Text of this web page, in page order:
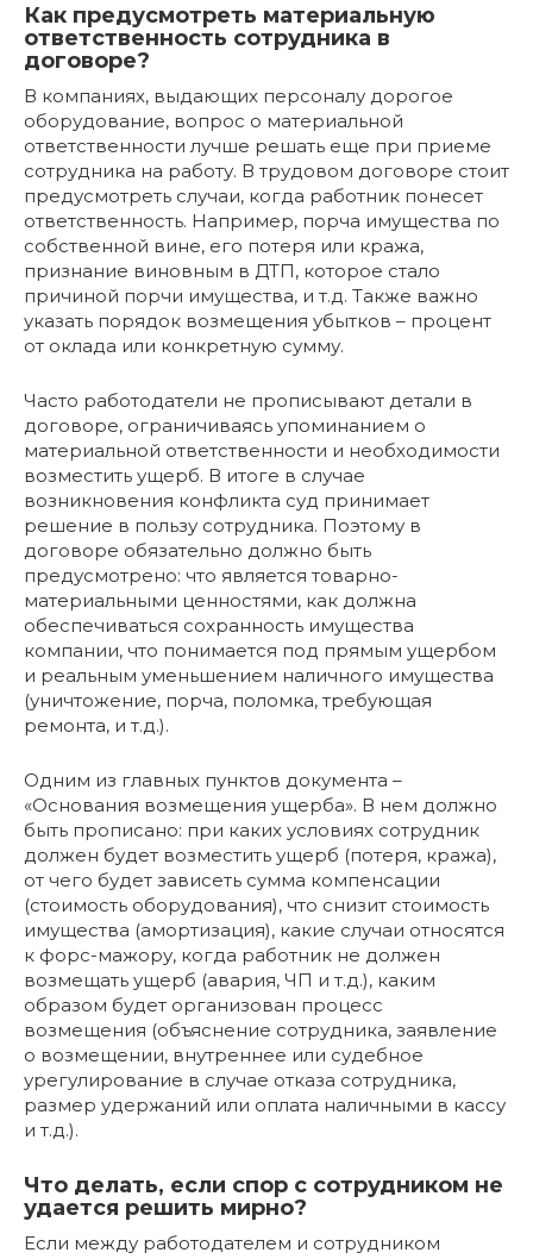
Как предусмотреть материальную
ответственность сотрудника в
договоре?
В компаниях, выдающих персоналу дорогое
оборудование, вопрос о материальной
ответственности лучше решать еще при приеме
сотрудника на работу. В трудовом договоре стоит
предусмотреть случаи, когда работник понесет
ответственность. Например, порча имущества по
собственной вине, его потеря или кража,
признание виновным в ДТП, которое стало
причиной порчи имущества, и т.д. Также важно
указать порядок возмещения убытков – процент
от оклада или конкретную сумму.
Часто работодатели не прописывают детали в
договоре, ограничиваясь упоминанием о
материальной ответственности и необходимости
возместить ущерб. В итоге в случае
возникновения конфликта суд принимает
решение в пользу сотрудника. Поэтому в
договоре обязательно должно быть
предусмотрено: что является товарно-
материальными ценностями, как должна
обеспечиваться сохранность имущества
компании, что понимается под прямым ущербом
и реальным уменьшением наличного имущества
(уничтожение, порча, поломка, требующая
ремонта, и т.д.).
Одним из главных пунктов документа –
«Основания возмещения ущерба». В нем должно
быть прописано: при каких условиях сотрудник
должен будет возместить ущерб (потеря, кража),
от чего будет зависеть сумма компенсации
(стоимость оборудования), что снизит стоимость
имущества (амортизация), какие случаи относятся
к форс-мажору, когда работник не должен
возмещать ущерб (авария, ЧП и т.д.), каким
образом будет организован процесс
возмещения (объяснение сотрудника, заявление
о возмещении, внутреннее или судебное
урегулирование в случае отказа сотрудника,
размер удержаний или оплата наличными в кассу
и т.д.).
Что делать, если спор с сотрудником не
удается решить мирно?
Если между работодателем и сотрудником